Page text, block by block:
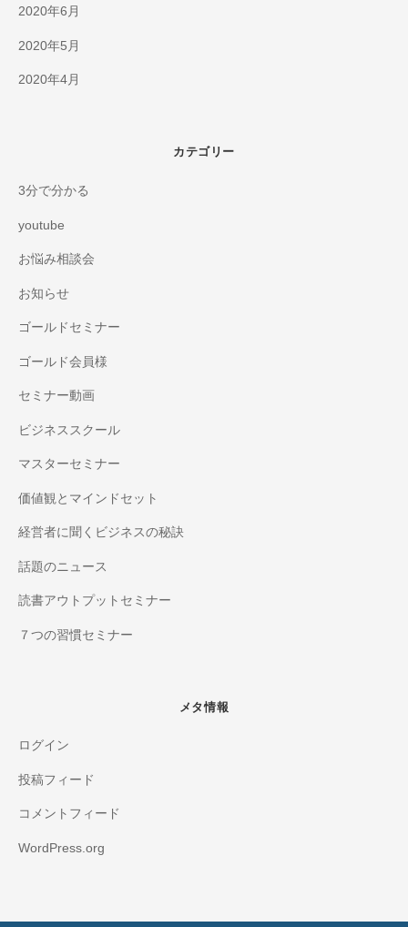
2020年6月
2020年5月
2020年4月
カテゴリー
3分で分かる
youtube
お悩み相談会
お知らせ
ゴールドセミナー
ゴールド会員様
セミナー動画
ビジネススクール
マスターセミナー
価値観とマインドセット
経営者に聞くビジネスの秘訣
話題のニュース
読書アウトプットセミナー
７つの習慣セミナー
メタ情報
ログイン
投稿フィード
コメントフィード
WordPress.org